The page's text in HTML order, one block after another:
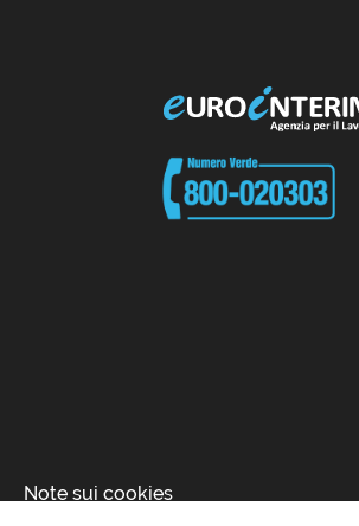
Note sui cookies